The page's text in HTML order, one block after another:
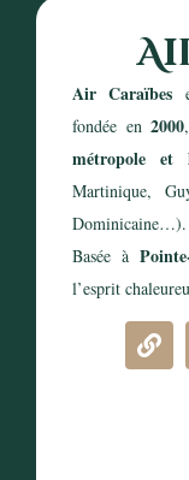
Air Caraïbes
fondée en2000
métropole et
Martinique,
Dominicaine…).
Basée à
l’esprit